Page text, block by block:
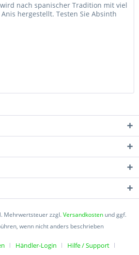
nach spanischer Tradition mit viel
hergestellt. Testen Sie Absinth
Mehrwertsteuer zzgl.Versandkosten und ggf.
wenn nicht anders beschrieben
Händler-Login Hilfe / Support